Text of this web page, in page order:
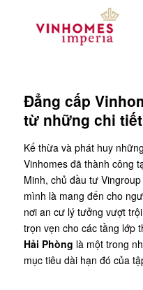
Đẳng cấp
từ những chi
Kế thừa và phát huy
Vinhomes đã thành công
Minh, chủ đầu tư
mình là mang đến cho
nơi an cư lý tưởng vượt
trọn vẹn cho các tầng lớp
Hải Phòng là một trong
mục tiêu dài hạn đó của